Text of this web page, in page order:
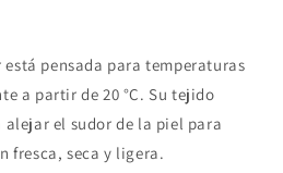
está pensada para temperaturas
a partir de 20 °C. Su tejido
el sudor de la piel para
fresca, seca y ligera.